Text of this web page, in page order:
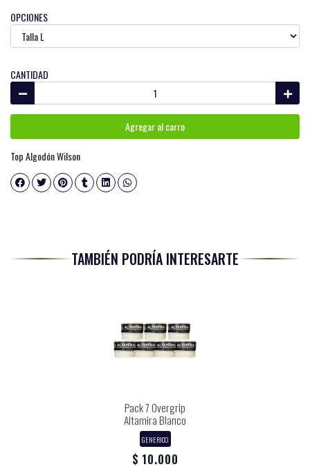
OPCIONES
CANTIDAD
Agregar al carro
Top Algodón Wilson
TAMBIÉN PODRÍA INTERESARTE
Pack 7 Overgrip
Altamira Blanco
GENERICO
$ 10.000